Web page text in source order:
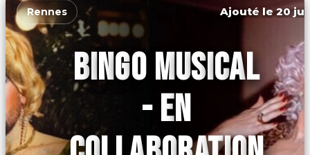
Rennes Ajouté le 20
BINGO MUSICAL
- EN